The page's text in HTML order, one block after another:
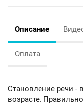
Описание
Оплата
Становление речи -
возрасте.